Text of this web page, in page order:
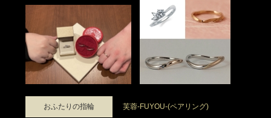
おふたりの指輪 芙蓉-FUYOU-(ペアリング)